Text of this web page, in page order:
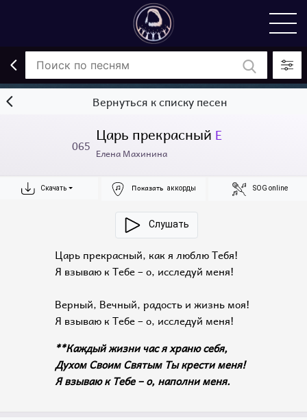
Вернуться к списку песен
065
Царь прекрасный E
Елена Махинина
Скачать Показать аккорды SOG online
Слушать
Царь прекрасный, как я люблю Тебя!
Я взываю к Тебе – о, исследуй меня!
Верный, Вечный, радость и жизнь моя!
Я взываю к Тебе – о, исследуй меня!
**Каждый жизни час я храню себя,
Духом Своим Святым Ты крести меня!
Я взываю к Тебе – о, наполни меня.